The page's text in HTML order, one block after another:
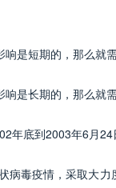
是短期的，那么就
是长期的，那么就
年底到2003年6月
病毒疫情，采取大